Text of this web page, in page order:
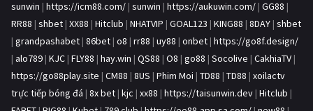
sunwin | https://icm88.com/ | sunwin | https://aukuwin.com/ | GG88 |
RR88 | shbet | XX88 | Hitclub | NHATVIP | GOAL123 | KING88 | 8DAY | shbet
| grandpashabet | 86bet | o8 | rr88 | uy88 | onbet | https://go8f.design/
| alo789 | KJC | FLY88 | hay.win | QS88 | O8 | go88 | Socolive | CakhiaTV |
https://go88play.site | CM88 | 8US | Phim Moi | TD88 | TD88 | xoilactv
trực tiếp bóng đá | 8x bet | kjc | xx88 | https://taisunwin.dev | Hitclub |